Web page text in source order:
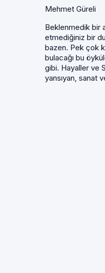
Mehmet Güreli
Beklenmedik bir
etmediğiniz bir
bazen. Pek çok
bulacağı bu
gibi. Hayaller ve
yansıyan, sanat